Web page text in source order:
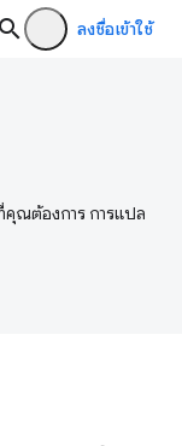
ลงชื่อเข้าใช้
คุณต้องการ การแปล